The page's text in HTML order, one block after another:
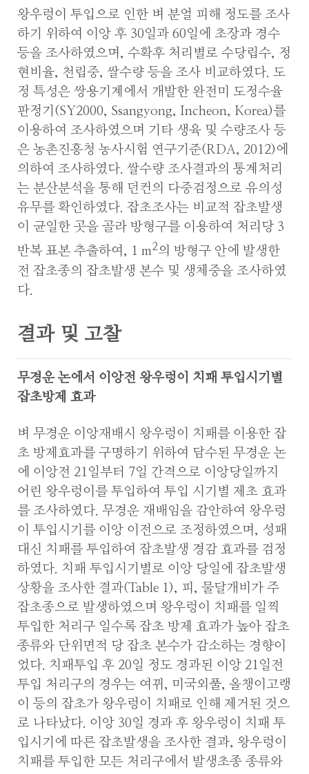
왕우렁이 투입으로 인한 벼 분얼 피해 정도를 조사
하기 위하여 이앙 후 30일과 60일에 초장과 경수
등을 조사하였으며, 수확후 처리별로 수당립수, 정
현비율, 천립중, 쌀수량 등을 조사 비교하였다. 도
정 특성은 쌍용기계에서 개발한 완전미 도정수율
판정기(SY2000, Ssangyong, Incheon, Korea)를
이용하여 조사하였으며 기타 생육 및 수량조사 등
은 농촌진흥청 농사시험 연구기준(RDA, 2012)에
의하여 조사하였다. 쌀수량 조사결과의 통계처리
는 분산분석을 통해 던컨의 다중검정으로 유의성
유무를 확인하였다. 잡초조사는 비교적 잡초발생
이 균일한 곳을 골라 방형구를 이용하여 처리당 3
반복 표본 추출하여, 1 m2의 방형구 안에 발생한
전 잡초종의 잡초발생 본수 및 생체중을 조사하였
다.
결과 및 고찰
무경운 논에서 이앙전 왕우렁이 치패 투입시기별
잡초방제 효과
벼 무경운 이앙재배시 왕우렁이 치패를 이용한 잡
초 방제효과를 구명하기 위하여 담수된 무경운 논
에 이앙전 21일부터 7일 간격으로 이앙당일까지
어린 왕우렁이를 투입하여 투입 시기별 제초 효과
를 조사하였다. 무경운 재배임을 감안하여 왕우렁
이 투입시기를 이앙 이전으로 조정하였으며, 성패
대신 치패를 투입하여 잡초발생 경감 효과를 검정
하였다. 치패 투입시기별로 이앙 당일에 잡초발생
상황을 조사한 결과(Table 1), 피, 물달개비가 주
잡초종으로 발생하였으며 왕우렁이 치패를 일찍
투입한 처리구 일수록 잡초 방제 효과가 높아 잡초
종류와 단위면적 당 잡초 본수가 감소하는 경향이
었다. 치패투입 후 20일 정도 경과된 이앙 21일전
투입 처리구의 경우는 여뀌, 미국외풀, 올챙이고랭
이 등의 잡초가 왕우렁이 치패로 인해 제거된 것으
로 나타났다. 이앙 30일 경과 후 왕우렁이 치패 투
입시기에 따른 잡초발생을 조사한 결과, 왕우렁이
치패를 투입한 모든 처리구에서 발생초종 종류와